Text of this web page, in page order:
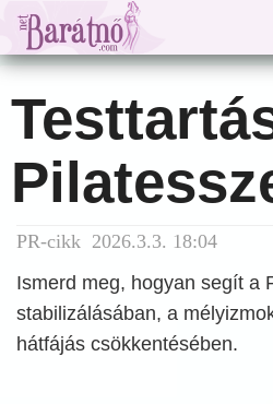
PR-cikk 2026.3.3. 18:04
Ismerd meg, hogyan segít a
stabilizálásában, a
hátfájás csökkentésében.